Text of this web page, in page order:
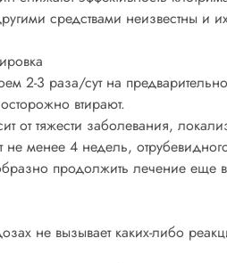
средствами неизвестны и
2-3 раза/сут на
втирают.
от тяжести заболевания,
не менее 4 недель,
продолжить лечение еще
не вызывает каких-либо